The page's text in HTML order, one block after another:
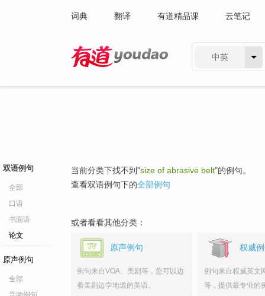
词典 翻译 有道精品课 云笔记
中英
双语例句
全部
口语
书面语
论文
原声例句
全部
当前分类下找不到"size of abrasive belt"的例句。
查看双语例句下的全部例句
或者看看其他分类：
原声例句
例句来自VOA、美剧等，您可以边
看美剧边学地道的美语。
权威
例句来自权威英文
等，提供最专业的